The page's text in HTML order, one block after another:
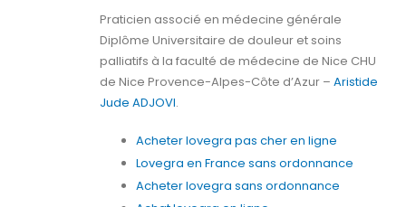
Praticien associé en médecine générale
Diplôme Universitaire de douleur et soins
palliatifs à la faculté de médecine de Nice CHU
de Nice Provence-Alpes-Côte d’Azur – Aristide
Jude ADJOVI.
Acheter lovegra pas cher en ligne
Lovegra en France sans ordonnance
Acheter lovegra sans ordonnance